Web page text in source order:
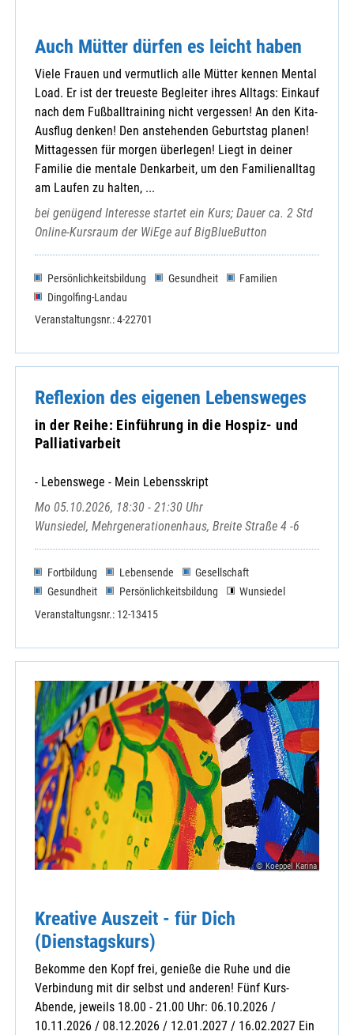
Auch Mütter dürfen es leicht haben
Viele Frauen und vermutlich alle Mütter kennen Mental
Load. Er ist der treueste Begleiter ihres Alltags: Einkauf
nach dem Fußballtraining nicht vergessen! An den Kita-
Ausflug denken! Den anstehenden Geburtstag planen!
Mittagessen für morgen überlegen! Liegt in deiner
Familie die mentale Denkarbeit, um den Familienalltag
am Laufen zu halten, ...
bei genügend Interesse startet ein Kurs; Dauer ca. 2 Std
Online-Kursraum der WiEge auf BigBlueButton
Persönlichkeitsbildung Gesundheit
Familien
Dingolfing-Landau
Veranstaltungsnr.: 4-22701
Reflexion des eigenen Lebensweges
in der Reihe: Einführung in die Hospiz- und
Palliativarbeit
- Lebenswege - Mein Lebensskript
Mo 05.10.2026, 18:30 - 21:30 Uhr
Wunsiedel, Mehrgenerationenhaus, Breite Straße 4 -6
Fortbildung Lebensende
Gesellschaft
Gesundheit
Persönlichkeitsbildung
Wunsiedel
Veranstaltungsnr.: 12-13415
© Koeppel Karina
Kreative Auszeit - für Dich
(Dienstagskurs)
Bekomme den Kopf frei, genieße die Ruhe und die
Verbindung mit dir selbst und anderen! Fünf Kurs-
Abende, jeweils 18.00 - 21.00 Uhr: 06.10.2026 /
10.11.2026 / 08.12.2026 / 12.01.2027 / 16.02.2027 Ein